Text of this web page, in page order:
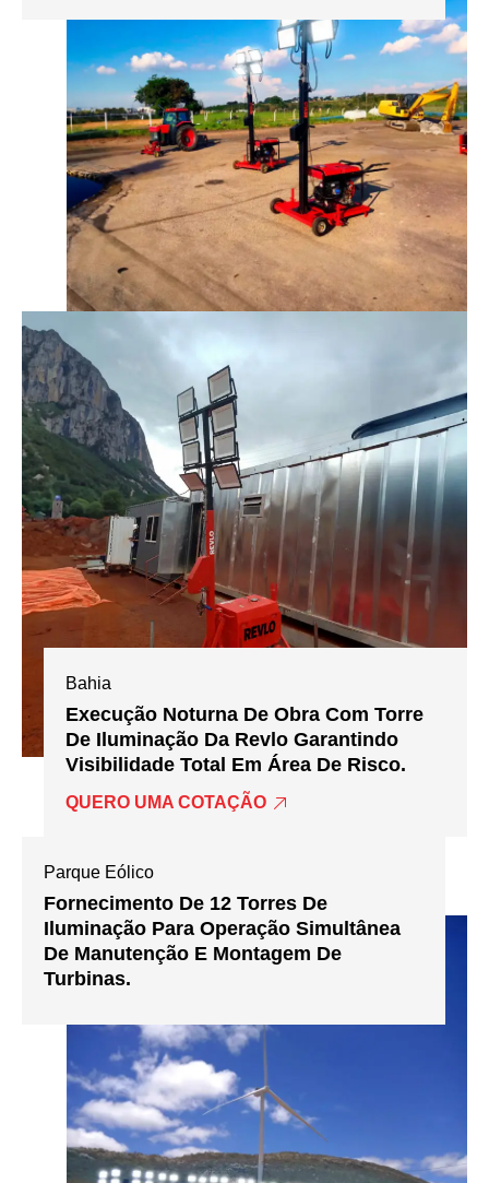
Bahia
Execução Noturna De Obra Com Torre
De Iluminação Da Revlo Garantindo
Visibilidade Total Em Área De Risco.
QUERO UMA COTAÇÃO
Parque Eólico
Fornecimento De 12 Torres De
Iluminação Para Operação Simultânea
De Manutenção E Montagem De
Turbinas.